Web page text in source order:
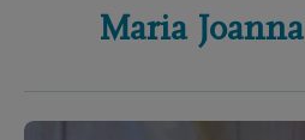
Maria Joanna